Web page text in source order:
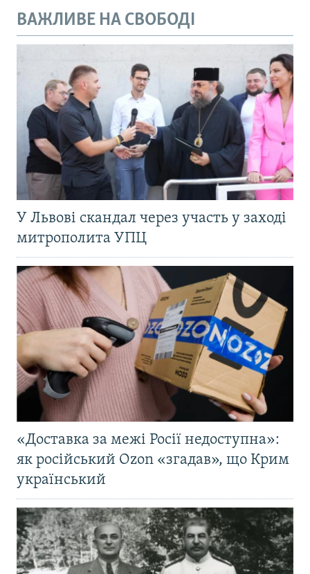
ВАЖЛИВЕ НА СВОБОДІ
У Львові скандал через участь у заході
митрополита УПЦ
«Доставка за межі Росії недоступна»:
як російський Ozon «згадав», що Крим
український